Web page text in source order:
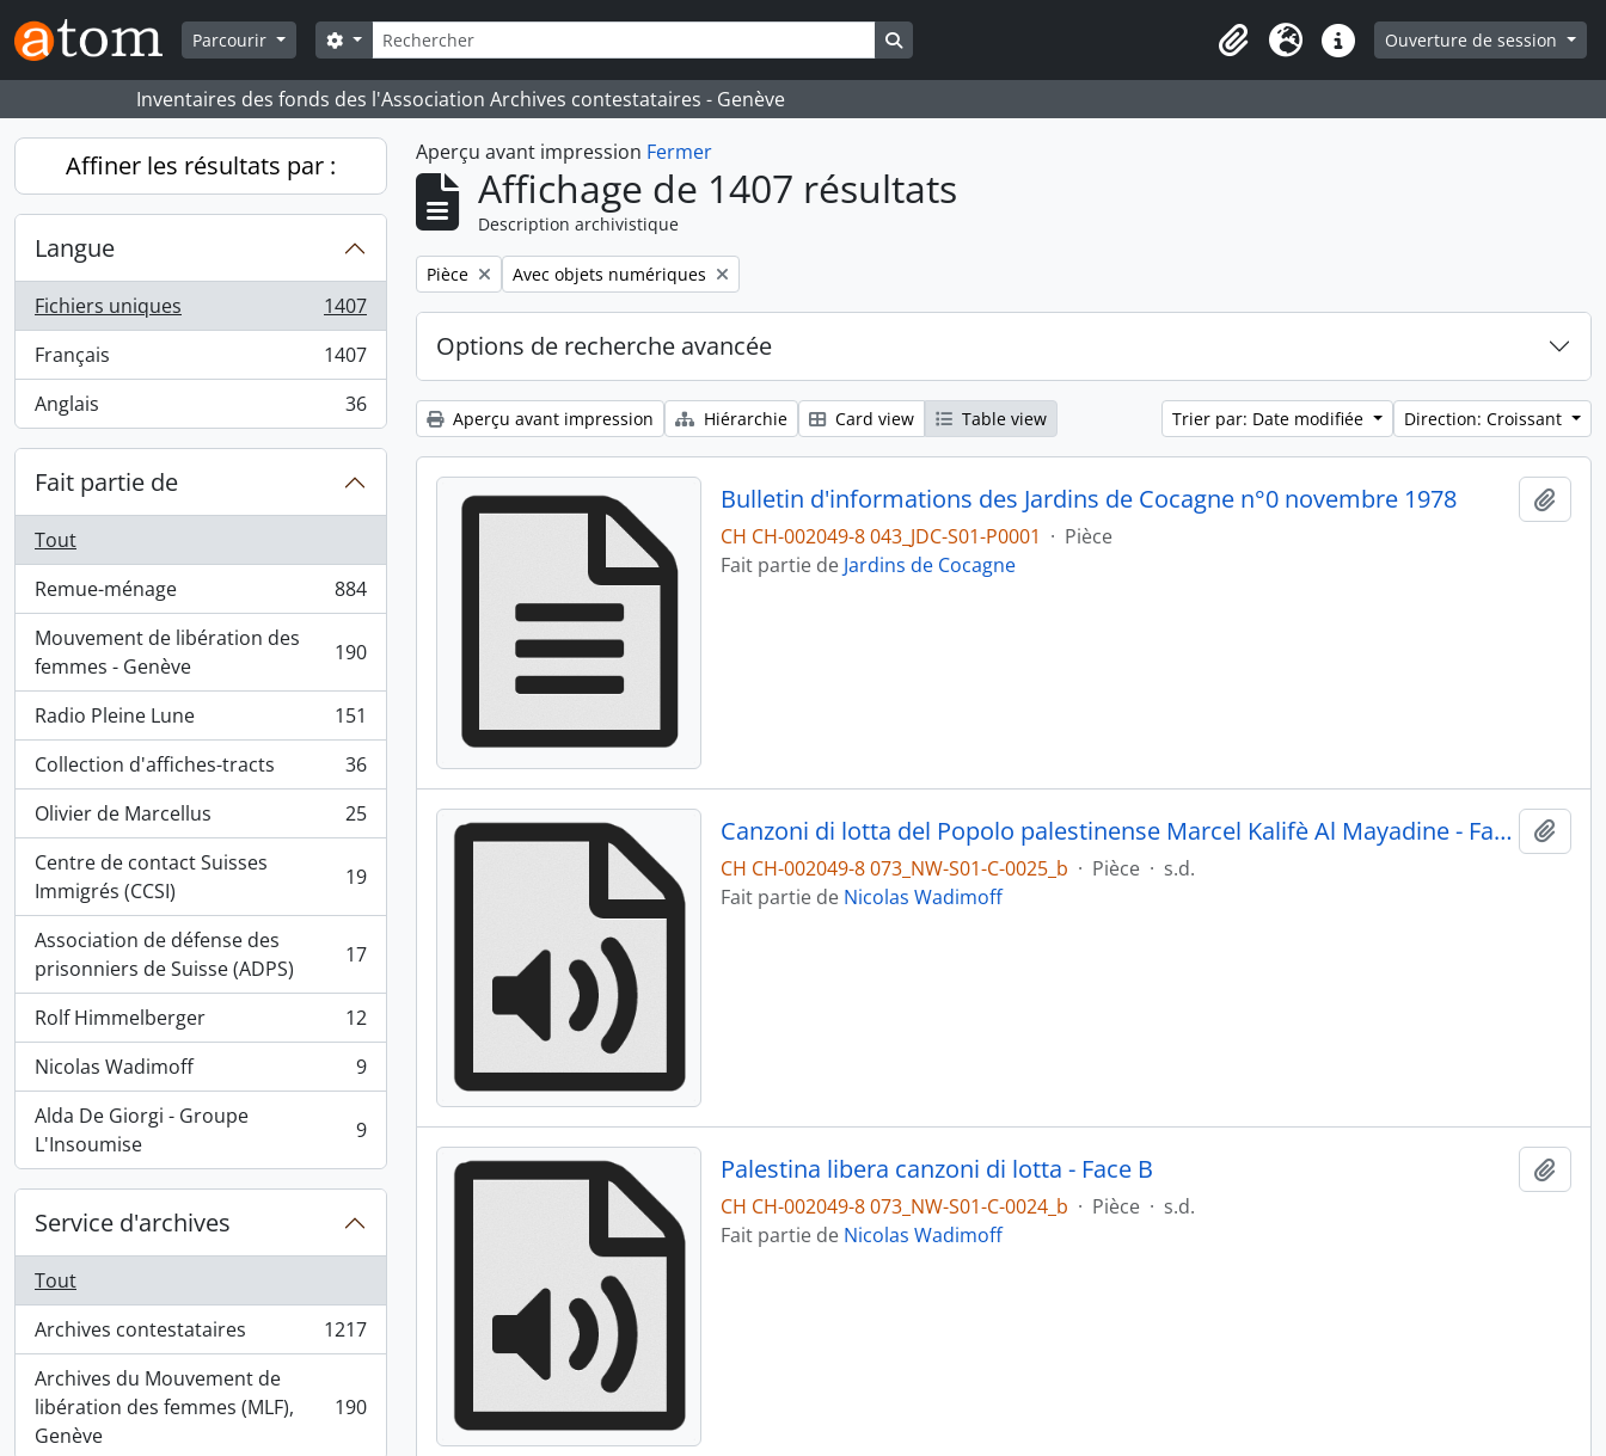
Skip to main content
Parcourir
Rechercher
Search options
Presse-papier
LangueLiens rapidesOuverture de session
Inventaires des fonds des l'Association Archives contestataires - Genève
Affiner les résultats par :
Langue
Fichiers uniques
, 1407 résultats
1407
Français
, 1407 résultats
1407
Anglais
, 36 résultats 36
Fait partie de
Tout
Remue-ménage
, 884 résultats
884
Mouvement de libération des
femmes - Genève
, 190 résultats 190
Radio Pleine Lune
, 151 résultats
151
Collection d'affiches-tracts
, 36 résultats
36
Olivier de Marcellus
, 25 résultats
25
Centre de contact Suisses
Immigrés (CCSI)
, 19 résultats 19
Association de défense des
prisonniers de Suisse (ADPS)
, 17 résultats 17
Rolf Himmelberger
, 12 résultats
12
Nicolas Wadimoff
, 9 résultats
9
Alda De Giorgi - Groupe
L'Insoumise
, 9 résultats 9
Service d'archives
Tout
Archives contestataires
, 1217 résultats
1217
Archives du Mouvement de
libération des femmes (MLF),
Genève
, 190 résultats 190
Aperçu avant impression Fermer
Affichage de 1407 résultats
Description archivistique
Remove filter:
Pièce Remove filter:
Avec objets numériques
Options de recherche avancée
Aperçu avant impression Hiérarchie Card view Table view Trier par: Date modifiée Direction: Croissant
Bulletin d'informations des Jardins de Cocagne n°0 novembre 1978
CH CH-002049-8 043_JDC-S01-P0001 · Pièce
Fait partie de Jardins de Cocagne
Canzoni di lotta del Popolo palestinense Marcel Kalifè Al Mayadine - Face B
CH CH-002049-8 073_NW-S01-C-0025_b · Pièce · s.d.
Fait partie de Nicolas Wadimoff
Palestina libera canzoni di lotta - Face B
CH CH-002049-8 073_NW-S01-C-0024_b · Pièce · s.d.
Fait partie de Nicolas Wadimoff